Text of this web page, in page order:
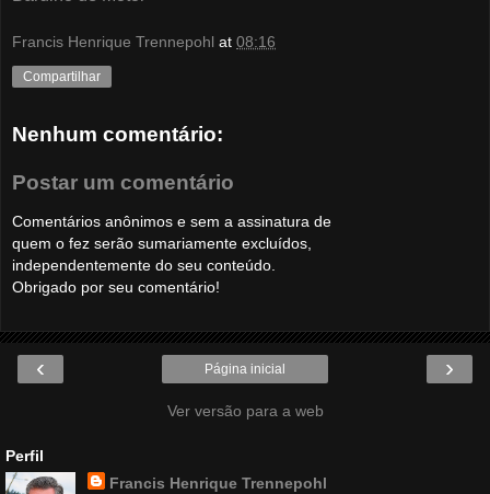
Francis Henrique Trennepohl at 08:16
Compartilhar
Nenhum comentário:
Postar um comentário
Comentários anônimos e sem a assinatura de
quem o fez serão sumariamente excluídos,
independentemente do seu conteúdo.
Obrigado por seu comentário!
‹ ›
Página inicial
Ver versão para a web
Perfil
Francis Henrique Trennepohl